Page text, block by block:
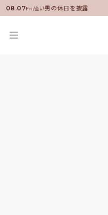
08.07Fri/金
就任！いい男の休日を披露